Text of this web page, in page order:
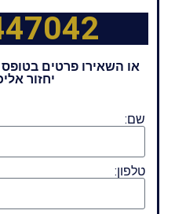
או השאירו פרטים בטופס
יחזור
שם:
טלפון: